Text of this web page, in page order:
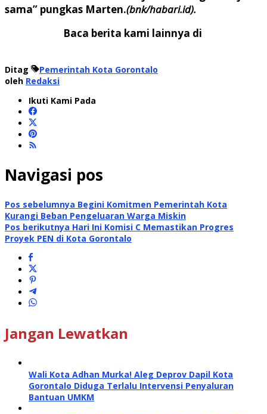
sama” pungkas Marten.(bnk/habari.id).
Baca berita kami lainnya di
Ditag
Pemerintah Kota Gorontalo
oleh Redaksi
Ikuti Kami Pada
Navigasi pos
Pos sebelumnya Begini Komitmen Pemerintah Kota
Kurangi Beban Pengeluaran Warga Miskin
Pos berikutnya Hari Ini Komisi C Memastikan Progres
Proyek PEN di Kota Gorontalo
Jangan Lewatkan
Wali Kota Adhan Murka! Aleg Deprov Dapil Kota
Gorontalo Diduga Terlalu Intervensi Penyaluran
Bantuan UMKM